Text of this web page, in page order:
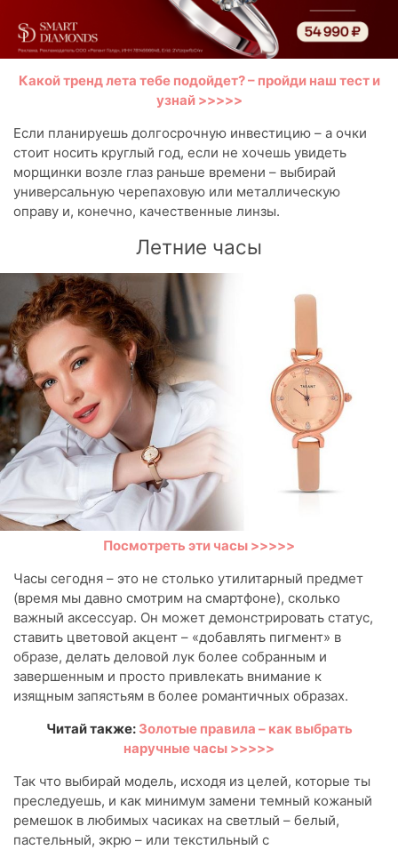
Какой тренд лета тебе подойдет? – пройди наш тест и
узнай >>>>>
Если планируешь долгосрочную инвестицию – а очки
стоит носить круглый год, если не хочешь увидеть
морщинки возле глаз раньше времени – выбирай
универсальную черепаховую или металлическую
оправу и, конечно, качественные линзы.
Летние часы
Посмотреть эти часы >>>>>
Часы сегодня – это не столько утилитарный предмет
(время мы давно смотрим на смартфоне), сколько
важный аксессуар. Он может демонстрировать статус,
ставить цветовой акцент – «добавлять пигмент» в
образе, делать деловой лук более собранным и
завершенным и просто привлекать внимание к
изящным запястьям в более романтичных образах.
Читай также: Золотые правила – как выбрать
наручные часы >>>>>
Так что выбирай модель, исходя из целей, которые ты
преследуешь, и как минимум замени темный кожаный
ремешок в любимых часиках на светлый – белый,
пастельный, экрю – или текстильный с